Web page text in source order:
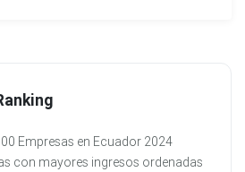
Empresas en Ecuador 2024
con mayores ingresos ordenadas